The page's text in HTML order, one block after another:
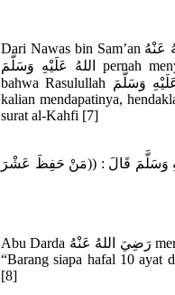
Dari Nawas bin Sam’an رَضِيَ اللهُ عَنْهُ , ia berkata : Pada suatu pagi Rasulullah صَلَّى
اللهُ عَلَيْهِ وَسَلَّمَ pernah menyebutkan perihal Dajjal…dan di dalamnya disebutkan
bahwa Rasulullah صَلَّى اللهُ عَلَيْهِ وَسَلَّمَ bersabda : “Maka, barang siapa di antara
kalian mendapatinya,
surat al-Kahfi [7]
وَسَلَّمَ قَالَ : ((مَنْ حَفِظَ عَشْرَ
Abu Darda رَضِيَ اللهُ عَنْهُ meriwayatkan bahwa Nabi صَلَّى اللهُ عَلَيْهِ وَسَلَّمَ bersabda :
“Barang siapa hafal 10 ayat
[8]